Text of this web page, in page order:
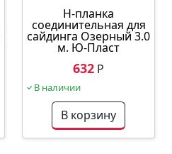
Н-планка
соединительная для
сайдинга Озерный 3.0
м. Ю-Пласт
632 Р
В наличии
В корзину